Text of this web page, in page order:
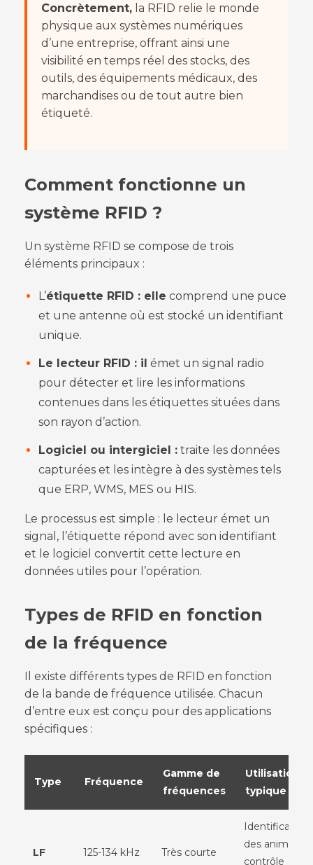
Concrètement, la RFID relie le monde
physique aux systèmes numériques
d’une entreprise, offrant ainsi une
visibilité en temps réel des stocks, des
outils, des équipements médicaux, des
marchandises ou de tout autre bien
étiqueté.
Comment fonctionne un
système RFID ?
Un système RFID se compose de trois
éléments principaux :
L’étiquette RFID : elle comprend une puce
et une antenne où est stocké un identifiant
unique.
Le lecteur RFID : il émet un signal radio
pour détecter et lire les informations
contenues dans les étiquettes situées dans
son rayon d’action.
Logiciel ou intergiciel : traite les données
capturées et les intègre à des systèmes tels
que ERP, WMS, MES ou HIS.
Le processus est simple : le lecteur émet un
signal, l’étiquette répond avec son identifiant
et le logiciel convertit cette lecture en
données utiles pour l’opération.
Types de RFID en fonction
de la fréquence
Il existe différents types de RFID en fonction
de la bande de fréquence utilisée. Chacun
d’entre eux est conçu pour des applications
spécifiques :
Type Fréquence
Gamme de
fréquences
Utilisation
typique
LF 125-134 kHz Très courte
Identification
des animaux,
contrôle